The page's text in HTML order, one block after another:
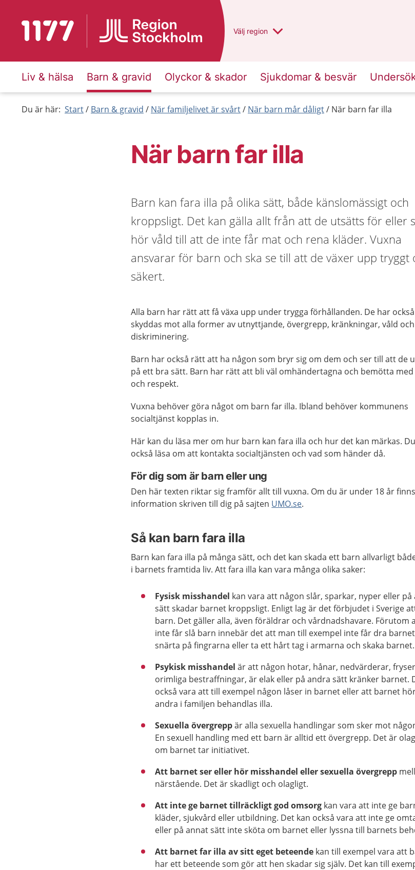
Till startsidan för 1177 Du har valt region
Välj en annan
region
Liv & hälsa Barn & gravid Olyckor & skador Sjukdomar & besvär
Du är här: Start Barn & gravid När familjelivet är svårt När barn mår dåligt När barn far illa
När barn far illa
Barn kan fara illa på olika sätt, både känslomässigt och
kroppsligt. Det kan gälla allt från att de utsätts för eller
hör våld till att de inte får mat och rena kläder. Vuxna
ansvarar för barn och ska se till att de växer upp tryggt
säkert.
Alla barn har rätt att få växa upp under trygga förhållanden. De har
skyddas mot alla former av utnyttjande, övergrepp, kränkningar, våld och
diskriminering.
Barn har också rätt att ha någon som bryr sig om dem och ser till att de
på ett bra sätt. Barn har rätt att bli väl omhändertagna och bemötta med
och respekt.
Vuxna behöver göra något om barn far illa. Ibland behöver kommunens
socialtjänst kopplas in.
Här kan du läsa mer om hur barn kan fara illa och hur det kan märkas.
också läsa om att kontakta socialtjänsten och vad som händer då.
För dig som är barn eller ung
Den här texten riktar sig framför allt till vuxna. Om du är under 18 år
information skriven till dig på sajten UMO.se.
Så kan barn fara illa
Barn kan fara illa på många sätt, och det kan skada ett barn allvarligt
i barnets framtida liv. Att fara illa kan vara många olika saker:
Fysisk misshandel kan vara att någon slår, sparkar, nyper eller på
sätt skadar barnet kroppsligt. Enligt lag är det förbjudet i Sverige
barn. Det gäller alla, även föräldrar och vårdnadshavare. Förutom
inte får slå barn innebär det att man till exempel inte får dra
snärta på fingrarna eller ta ett hårt tag i armarna och skaka barnet.
Psykisk misshandel är att någon hotar, hånar, nedvärderar,
orimliga bestraffningar, är elak eller på andra sätt kränker barnet.
också vara att till exempel någon låser in barnet eller att barnet
andra i familjen behandlas illa.
Sexuella övergreppär alla sexuella handlingar som sker mot
En sexuell handling med ett barn är alltid ett övergrepp. Det är
om barnet tar initiativet.
Att barnet ser eller hör misshandel eller sexuella övergrepp
närstående. Det är skadligt och olagligt.
Att inte ge barnet tillräckligt god omsorg kan vara att inte ge
kläder, sjukvård eller utbildning. Det kan också vara att inte ge
eller på annat sätt inte sköta om barnet eller lyssna till barnets
Att barnet far illa av sitt eget beteende kan till exempel vara att
har ett beteende som gör att hen skadar sig själv. Det kan till